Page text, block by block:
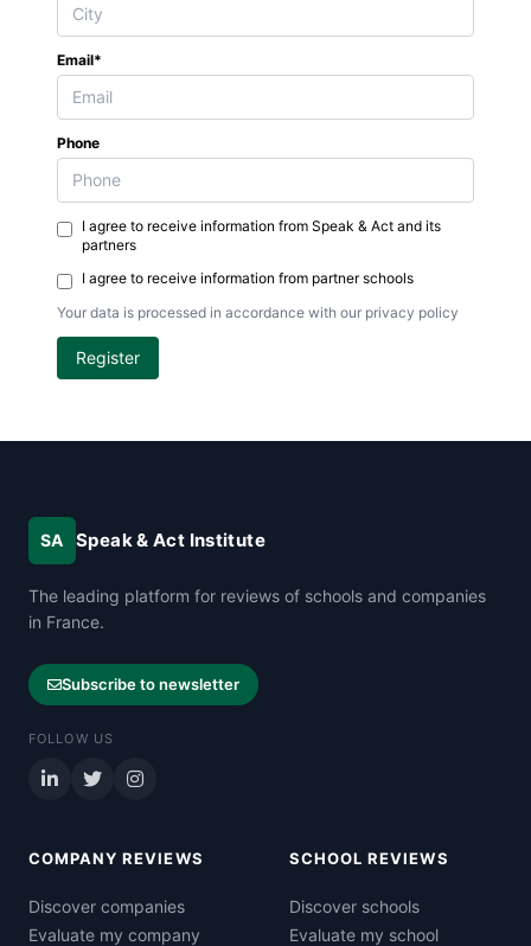
Email*
Phone
I agree to receive information from Speak & Act and its
partners
I agree to receive information from partner schools
Your data is processed in accordance with our privacy policy
Register
SA Speak & Act Institute
The leading platform for reviews of schools and companies
in France.
Subscribe to newsletter
FOLLOW US
COMPANY REVIEWS
Discover companies
Evaluate my company
SCHOOL REVIEWS
Discover schools
Evaluate my school